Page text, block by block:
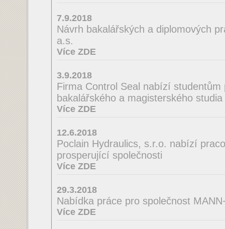
7.9.2018
Návrh bakalářských a diplomových
a.s.
Více ZDE
3.9.2018
Firma Control Seal nabízí
bakalářského a magisterského
Více ZDE
12.6.2018
Poclain Hydraulics, s.r.o. nabízí
prosperující společnosti
Více ZDE
29.3.2018
Nabídka práce pro společnost
Více ZDE